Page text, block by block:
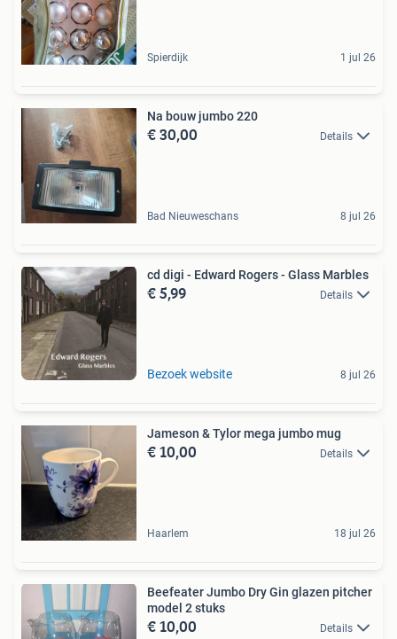
Spierdijk 1 jul 26
Na bouw jumbo 220
€ 30,00 Details
Bad Nieuweschans 8 jul 26
cd digi - Edward Rogers - Glass Marbles
€ 5,99 Details
Bezoek website 8 jul 26
Jameson & Tylor mega jumbo mug
€ 10,00 Details
Haarlem 18 jul 26
Beefeater Jumbo Dry Gin glazen pitcher
model 2 stuks
€ 10,00 Details